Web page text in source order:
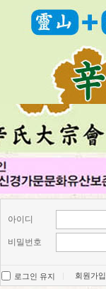
아이디
비밀번호
로그인 유지 회원가입